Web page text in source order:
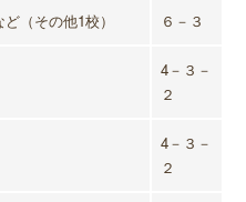
（その他1校） ６－３
4－３－
２
4－３－
２